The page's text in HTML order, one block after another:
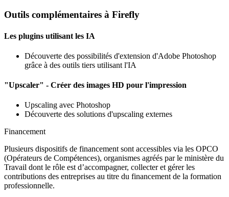
Outils complémentaires à Firefly
Les plugins utilisant les IA
Découverte des possibilités d'extension d'Adobe Photoshop
grâce à des outils tiers utilisant l'IA
"Upscaler" - Créer des images HD pour l'impression
Upscaling avec Photoshop
Découverte des solutions d'upscaling externes
Financement
Plusieurs dispositifs de financement sont accessibles via les OPCO
(Opérateurs de Compétences), organismes agréés par le ministère du
Travail dont le rôle est d’accompagner, collecter et gérer les
contributions des entreprises au titre du financement de la formation
professionnelle.